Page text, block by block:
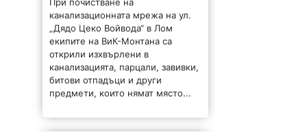
119 | 2026-08-07 15:08:36
Търговско-промишлена палата –
Враца проведе третите срещи на
заинтересованите страни в